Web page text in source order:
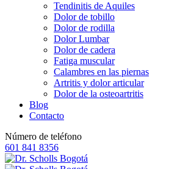
Tendinitis de Aquiles
Dolor de tobillo
Dolor de rodilla
Dolor Lumbar
Dolor de cadera
Fatiga muscular
Calambres en las piernas
Artritis y dolor articular
Dolor de la osteoartritis
Blog
Contacto
Número de teléfono
601 841 8356